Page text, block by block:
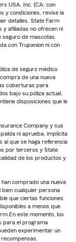
USA, Inc. (CA: con
y condiciones, revise la
detalles. State Farm
y afiliadas no ofrecen ni
de mascotas.
con Trupanion ni con
de seguro médico
de una nueva
coberturas para
bajo su póliza actual.
disposiciones que le
Company y sus
ni aprueba, implícita
al que se haga referencia
por terceros y State
de los productos y
comprado una nueva
bien cualquier persona
que ciertas funciones
a menos que
este momento, los
para el programa
experimentar un